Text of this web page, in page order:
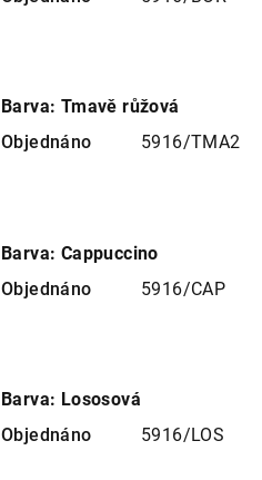
Barva: Tmavě růžová
Objednáno
5916/TMA2
Barva: Cappuccino
Objednáno
5916/CAP
Barva: Lososová
Objednáno
5916/LOS